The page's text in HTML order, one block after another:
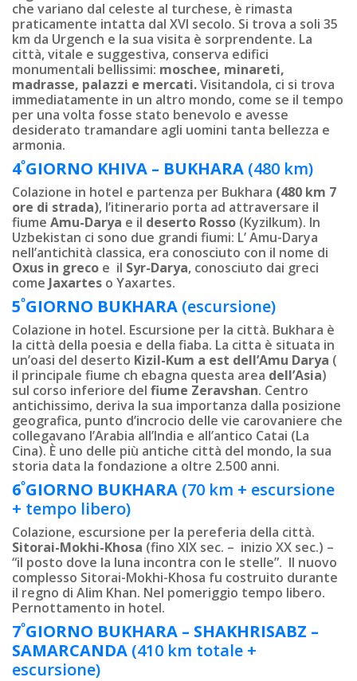
che variano dal celeste al turchese, è rimasta
praticamente intatta dal XVI secolo. Si trova a soli 35
km da Urgench e la sua visita è sorprendente. La
città, vitale e suggestiva, conserva edifici
monumentali bellissimi: moschee, minareti,
madrasse, palazzi e mercati.Visitandola, ci si trova
immediatamente in un altro mondo, come se il tempo
per una volta fosse stato benevolo e avesse
desiderato tramandare agli uomini tanta bellezza e
armonia.
4ºGIORNO KHIVA – BUKHARA (480 km)
Colazione in hotel e partenza per Bukhara (480 km 7
ore di strada), l’itinerario porta ad attraversare il
fiume Amu-Darya e il deserto Rosso (Kyzilkum). In
Uzbekistan ci sono due grandi fiumi: L’ Amu-Darya
nell’antichità classica, era conosciuto con il nome di
Oxus in greco e il Syr-Darya, conosciuto dai greci
come Jaxartes o Yaxartes.
5ºGIORNO BUKHARA (escursione)
Colazione in hotel. Escursione per la città. Bukhara è
la città della poesia e della fiaba. La cittа è situata in
un’oasi del deserto Kizil-Kum a est dell’Amu Darya (
il principale fiume ch ebagna questa area dell’Asia)
sul corso inferiore del fiume Zeravshan. Centro
antichissimo, deriva la sua importanza dalla posizione
geografica, punto d’incrocio delle vie carovaniere che
collegavano l’Arabia all’India e all’antico Catai (La
Cina). È uno delle più antiche città del mondo, la sua
storia data la fondazione a oltre 2.500 anni.
6ºGIORNO BUKHARA (70 km + escursione
+ tempo libero)
Colazione, escursione per la pereferia della città.
Sitorai-Mokhi-Khosa (fino XIX sec. – inizio XX sec.) –
“il posto dove la luna incontra con le stelle”. Il nuovo
complesso Sitorai-Mokhi-Khosa fu costruito durante
il regno di Alim Khan. Nel pomeriggio tempo libero.
Pernottamento in hotel.
7ºGIORNO BUKHARA – SHAKHRISABZ –
SAMARCANDA (410 km totale +
escursione)